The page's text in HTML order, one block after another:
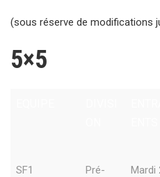
(sous réserve de modifications
5×5
SF1
Pré-
Mardi